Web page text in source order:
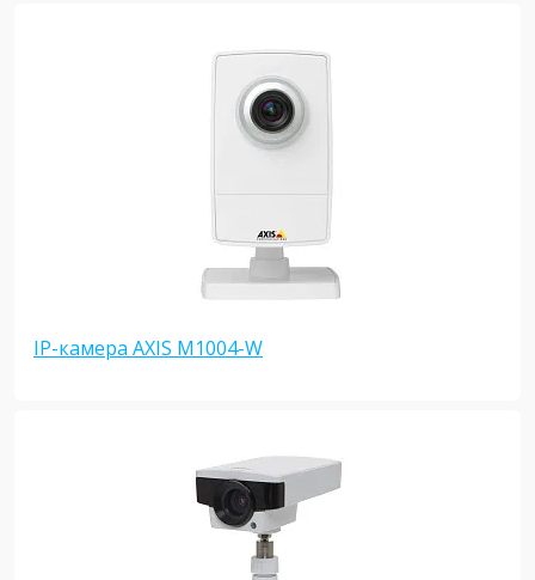
IP-камера AXIS M1004-W